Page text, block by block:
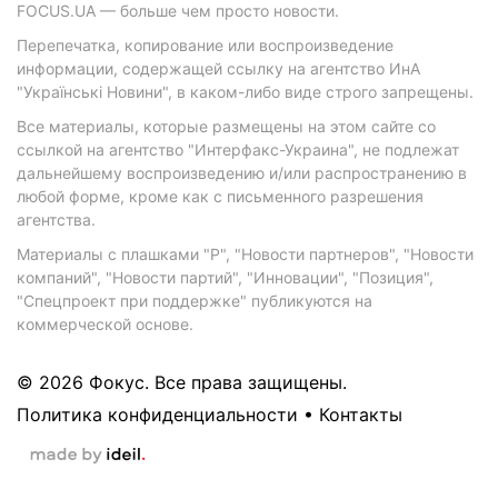
FOCUS.UA — больше чем просто новости.
Перепечатка, копирование или воспроизведение
информации, содержащей ссылку на агентство ИнА
"Українські Новини", в каком-либо виде строго запрещены.
Все материалы, которые размещены на этом сайте со
ссылкой на агентство "Интерфакс-Украина", не подлежат
дальнейшему воспроизведению и/или распространению в
любой форме, кроме как с письменного разрешения
агентства.
Материалы с плашками "Р", "Новости партнеров", "Новости
компаний", "Новости партий", "Инновации", "Позиция",
"Спецпроект при поддержке" публикуются на
коммерческой основе.
© 2026 Фокус. Все права защищены.
Политика конфиденциальности • Контакты